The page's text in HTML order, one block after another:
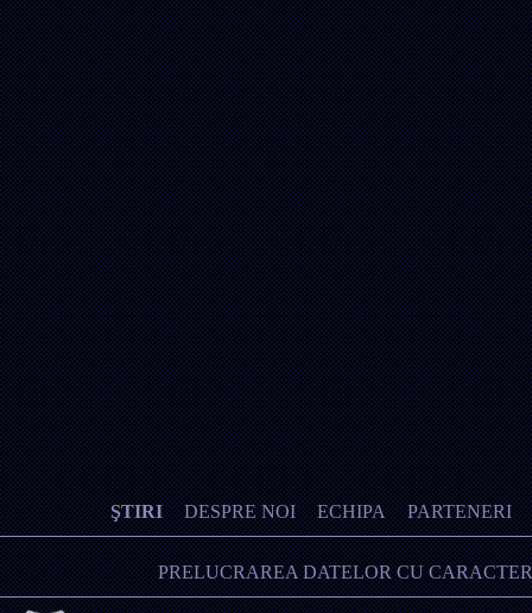
ŞTIRI DESPRE NOI ECHIPA PARTENERI
PRELUCRAREA DATELOR CU